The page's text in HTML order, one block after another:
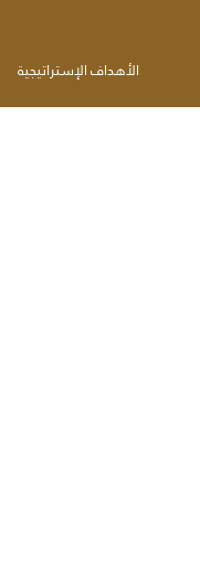
الأهداف الإستراتيجية